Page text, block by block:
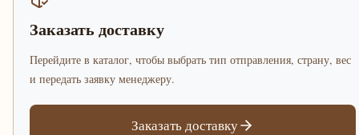
Заказать доставку
Перейдите в каталог, чтобы выбрать тип отправления, страну, вес
и передать заявку менеджеру.
Заказать доставку